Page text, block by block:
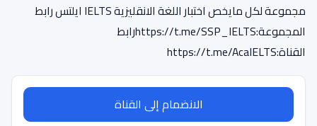
مجموعة لكل مايخص اختبار اللغة الانقليزية IELTS ايلتس رابط
المجموعة:https://t.me/SSP_IELTSرابط
القناة:https://t.me/AcaIELTS
الانضمام إلى القناة